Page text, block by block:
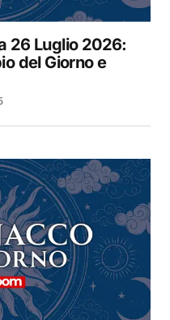
26 Luglio 2026:
del Giorno e